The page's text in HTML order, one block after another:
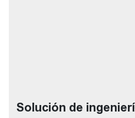
Solución de